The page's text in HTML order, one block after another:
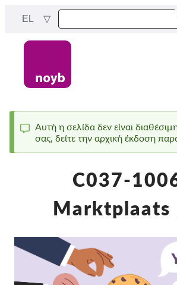
content
EL
navigation
Έργα
Όλες οι
Reports &
Exercise your
Στήριξέ μας!
Status
message
Αυτή η σελίδα δεν είναι
σας, δείτε την αρχική έκδοση
C037-
Marktplaats